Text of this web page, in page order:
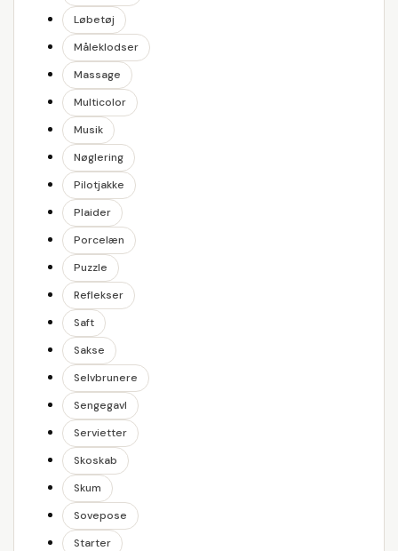
Løbetøj
Måleklodser
Massage
Multicolor
Musik
Nøglering
Pilotjakke
Plaider
Porcelæn
Puzzle
Reflekser
Saft
Sakse
Selvbrunere
Sengegavl
Servietter
Skoskab
Skum
Sovepose
Starter